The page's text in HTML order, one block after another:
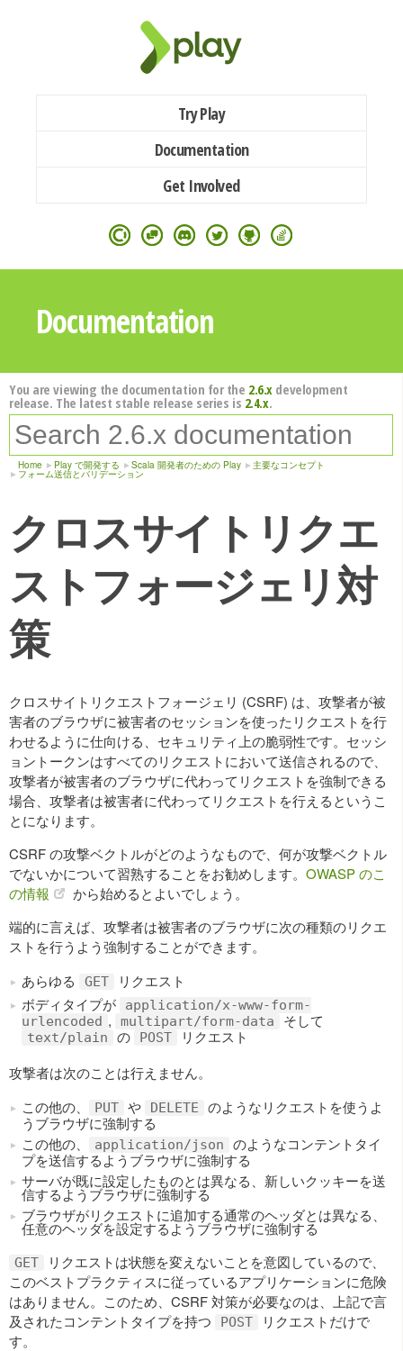
Try Play
Documentation
Get Involved
Documentation
You are viewing the documentation for the 2.6.xdevelopment
release. The latest stable release series is 2.4.x.
Home Play で開発する Scala 開発者のための Play 主要なコンセプト
フォーム送信とバリデーション
クロスサイトリクエ
ストフォージェリ対
策
クロスサイトリクエストフォージェリ (CSRF) は、攻撃者が被
害者のブラウザに被害者のセッションを使ったリクエストを行
わせるように仕向ける、セキュリティ上の脆弱性です。セッシ
ョントークンはすべてのリクエストにおいて送信されるので、
攻撃者が被害者のブラウザに代わってリクエストを強制できる
場合、攻撃者は被害者に代わってリクエストを行えるというこ
とになります。
CSRF の攻撃ベクトルがどのようなもので、何が攻撃ベクトル
でないかについて習熟することをお勧めします。 OWASP のこ
の情報
から始めるとよいでしょう。
端的に言えば、攻撃者は被害者のブラウザに次の種類のリクエ
ストを行うよう強制することができます。
あらゆる
GET
リクエスト
ボディタイプが
application/x-www-form-
urlencoded , multipart/form-data そして
text/plain の POST
リクエスト
攻撃者は次のことは行えません。
この他の、
PUT や DELETE
のようなリクエストを使うよ
うブラウザに強制する
この他の、
application/json
のようなコンテントタイ
プを送信するようブラウザに強制する
サーバが既に設定したものとは異なる、新しいクッキーを送
信するようブラウザに強制する
ブラウザがリクエストに追加する通常のヘッダとは異なる、
任意のヘッダを設定するようブラウザに強制する
GET
リクエストは状態を変えないことを意図しているので、
このベストプラクティスに従っているアプリケーションに危険
はありません。このため、CSRF 対策が必要なのは、上記で言
及されたコンテントタイプを持つ
POST
リクエストだけで
す。